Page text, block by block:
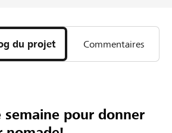
du projet Commentaires
semaine pour donner